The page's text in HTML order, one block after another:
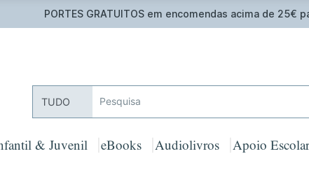
Oferta de Toalha de Praia em compras ≥ 30€
TUDO
& Juvenil eBooks Audiolivros Apoio Escolar